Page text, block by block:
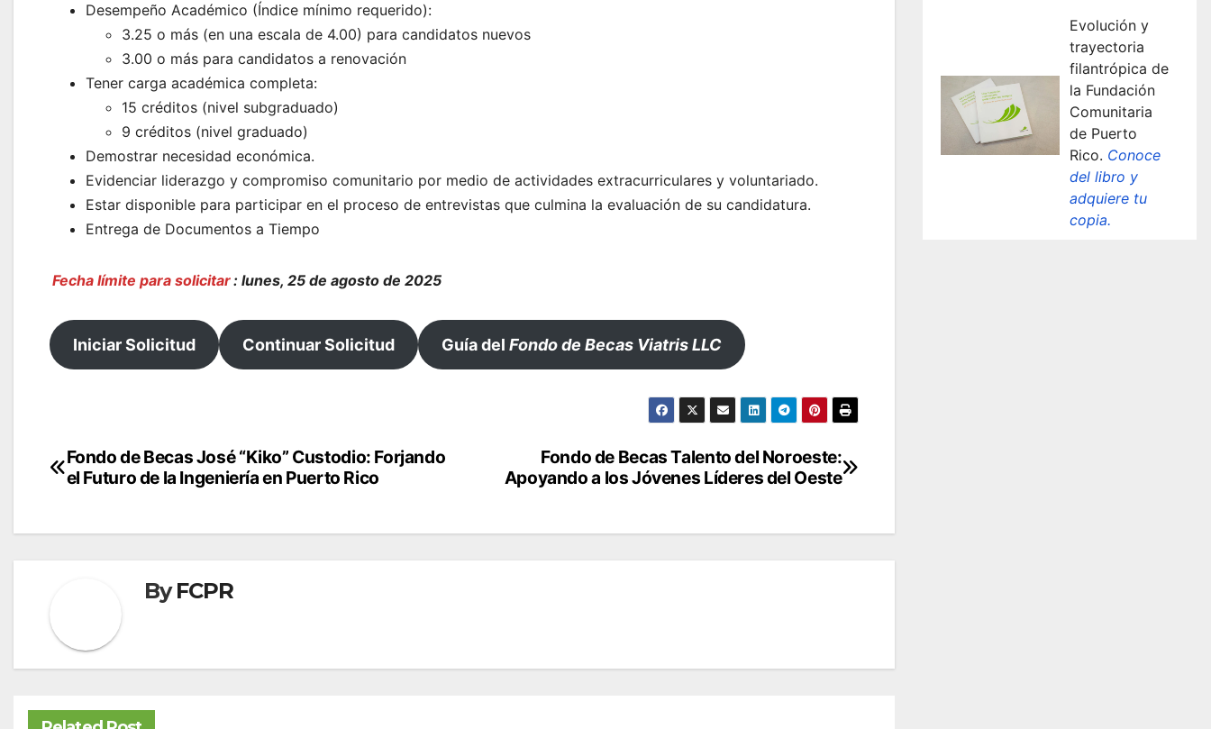
Desempeño Académico (Índice mínimo requerido):
3.25 o más (en una escala de 4.00) para candidatos nuevos
3.00 o más para candidatos a renovación
Tener carga académica completa:
15 créditos (nivel subgraduado)
9 créditos (nivel graduado)
Demostrar necesidad económica.
Evidenciar liderazgo y compromiso comunitario por medio de actividades extracurriculares y voluntariado.
Estar disponible para participar en el proceso de entrevistas que culmina la evaluación de su candidatura.
Entrega de Documentos a Tiempo
Fecha límite para solicitar: lunes, 25 de agosto de 2025
Iniciar Solicitud Continuar Solicitud Guía del Fondo de Becas Viatris LLC
Navegación
entradas
Fondo de Becas Talento del Noroeste:
Apoyando a los Jóvenes Líderes del Oeste
Fondo de Becas José “Kiko” Custodio: Forjando
el Futuro de la Ingeniería en Puerto Rico
ByFCPR
Evolución y
trayectoria
filantrópica de
la Fundación
Comunitaria
de Puerto
Rico. Conoce
del libro y
adquiere tu
copia.